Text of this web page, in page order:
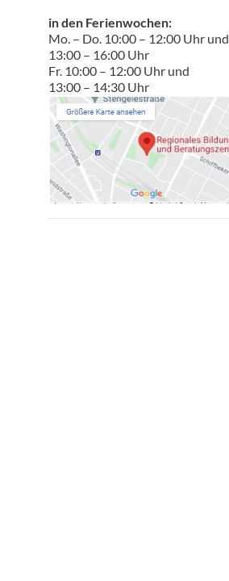
in den Ferienwochen:
Mo. – Do. 10:00 – 12:00 Uhr und
13:00 – 16:00 Uhr
Fr. 10:00 – 12:00 Uhr und
13:00 – 14:30 Uhr